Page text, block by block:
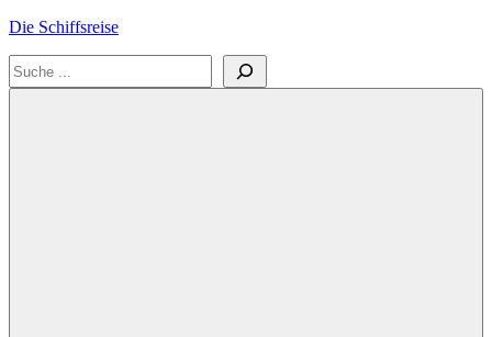
Zum
springen
Die Schiffsreise
Literatur-
Suchen